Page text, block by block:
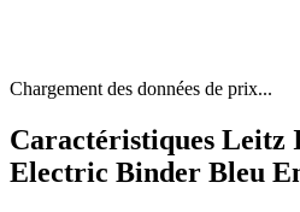
Chargement des données de prix...
Caractéristiques Leitz
Electric Binder Bleu